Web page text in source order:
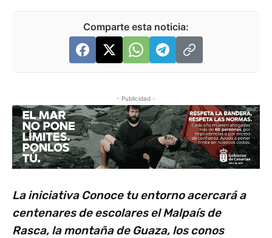
Comparte esta noticia:
- Publicidad -
La iniciativa Conoce tu entorno acercará a
centenares de escolares el Malpaís de
Rasca, la montaña de Guaza, los conos